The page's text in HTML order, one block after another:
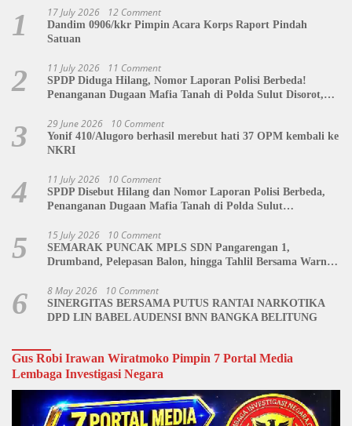
1 17 July 2026 12 Comment
Dandim 0906/kkr Pimpin Acara Korps Raport Pindah
Satuan
2 11 July 2026 11 Comment
SPDP Diduga Hilang, Nomor Laporan Polisi Berbeda!
Penanganan Dugaan Mafia Tanah di Polda Sulut Disorot,
3 29 June 2026 10 Comment
Yonif 410/Alugoro berhasil merebut hati 37 OPM kembali ke
NKRI
4 11 July 2026 10 Comment
SPDP Disebut Hilang dan Nomor Laporan Polisi Berbeda,
Penanganan Dugaan Mafia Tanah di Polda Sulut
5 15 July 2026 10 Comment
SEMARAK PUNCAK MPLS SDN Pangarengan 1,
Drumband, Pelepasan Balon, hingga Tahlil Bersama Warnai
6 8 May 2026 10 Comment
SINERGITAS BERSAMA PUTUS RANTAI NARKOTIKA
DPD LIN BABEL AUDENSI BNN BANGKA BELITUNG
Gus Robi Irawan Wiratmoko Pimpin 7 Portal Media
Lembaga Investigasi Negara
Video
Player